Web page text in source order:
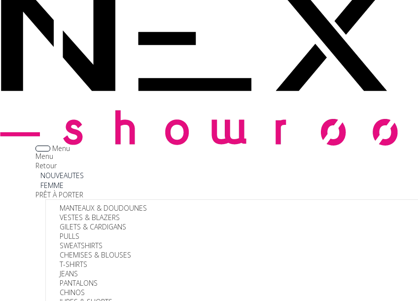
Menu
Menu
Retour
NOUVEAUTES
FEMME
PRÊT À PORTER
MANTEAUX & DOUDOUNES
VESTES & BLAZERS
GILETS & CARDIGANS
PULLS
SWEATSHIRTS
CHEMISES & BLOUSES
T-SHIRTS
JEANS
PANTALONS
CHINOS